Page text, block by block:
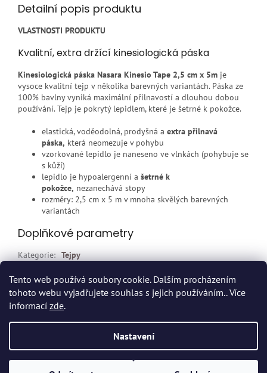
Tento web používá soubory cookie. Dalším procházením
tohoto webu vyjadřujete souhlas s jejich používáním.. Více
informací zde.
Nastavení
Detailní popis produktu
VLASTNOSTI PRODUKTU
Kvalitní, extra držící kinesiologická páska
Kinesiologická páska Nasara Kinesio Tape 2,5 cm x 5m je
vysoce kvalitní tejp v několika barevných variantách. Páska ze
100% bavlny vyniká maximální přilnavostí a dlouhou dobou
používání. Tejp je pokrytý lepidlem, které je šetrné k pokožce.
elastická, voděodolná, prodyšná a extra přilnavá
páska, která neomezuje v pohybu
vzorkované lepidlo je naneseno ve vlnkách (pohybuje se
s kůží)
lepidlo je hypoalergenní a šetrné k
pokožce, nezanechává stopy
rozměry: 2,5 cm x 5 m v mnoha skvělých barevných
variantách
Doplňkové parametry
Kategorie: Tejpy
Copyright 2026Dvort.cz - Zdravotnické potřeby. Všechna práva